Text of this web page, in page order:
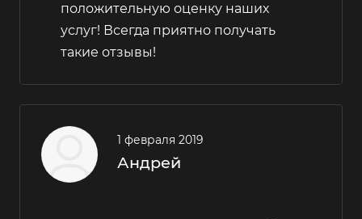
положительную оценку наших
услуг! Всегда приятно получать
такие отзывы!
1 февраля 2019
Андрей